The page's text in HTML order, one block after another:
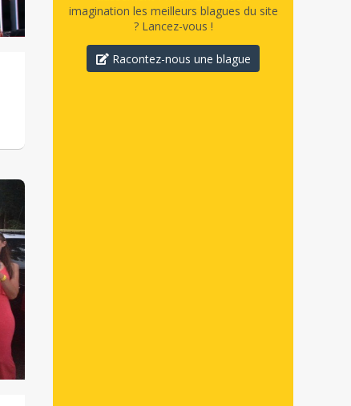
imagination les meilleurs blagues du site
? Lancez-vous !
Racontez-nous une blague